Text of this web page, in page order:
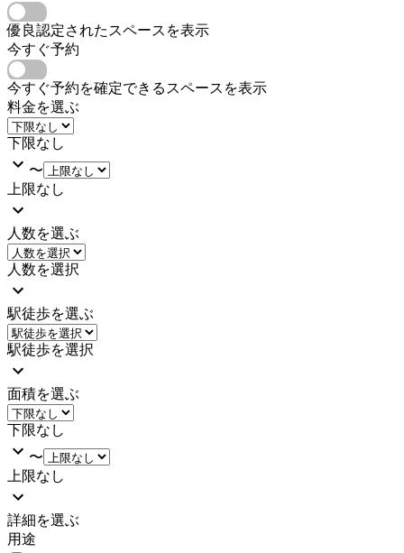
優良認定されたスペースを表示
今すぐ予約
今すぐ予約を確定できるスペースを表示
料金を選ぶ
下限なし
〜
上限なし
人数を選ぶ
人数を選択
駅徒歩を選ぶ
駅徒歩を選択
面積を選ぶ
下限なし
〜
上限なし
詳細を選ぶ
用途